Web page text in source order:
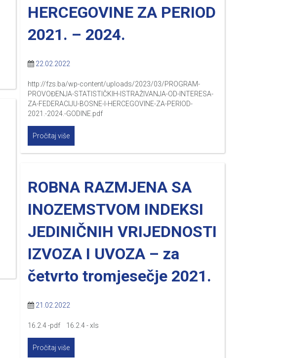
HERCEGOVINE ZA PERIOD
2021. – 2024.
22.02.2022
http://fzs.ba/wp-content/uploads/2023/03/PROGRAM-
PROVOĐENJA-STATISTIČKIH-ISTRAŽIVANJA-OD-INTERESA-
ZA-FEDERACIJU-BOSNE-I-HERCEGOVINE-ZA-PERIOD-
2021.-2024.-GODINE.pdf
Pročitaj više
ROBNA RAZMJENA SA
INOZEMSTVOM INDEKSI
JEDINIČNIH VRIJEDNOSTI
IZVOZA I UVOZA – za
četvrto tromjesečje 2021.
21.02.2022
16.2.4 -pdf 16.2.4 - xls
Pročitaj više